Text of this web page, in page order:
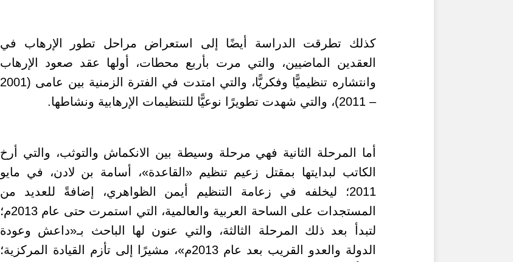
كذلك تطرقت الدراسة أيضًا إلى استعراض مراحل تطور الإرهاب في
العقدين الماضيين، والتي مرت بأربع محطات، أولها عقد صعود الإرهاب
وانتشاره تنظيميًّا وفكريًّا،
والتي امتدت في الفترة الزمنية بين عامى (2001
– 2011)، والتي شهدت تطويرًا نوعيًّا للتنظيمات الإرهابية ونشاطها.
أما المرحلة الثانية فهي مرحلة وسيطة بين الانكماش والتوثب، والتي أرخ
الكاتب لبدايتها بمقتل زعيم تنظيم «القاعدة»، أسامة بن لادن، في مايو
2011؛ ليخلفه في زعامة التنظيم أيمن الظواهري، إضافةً للعديد من
المستجدات على الساحة العربية والعالمية، التي استمرت حتى عام 2013م؛
لتبدأ بعد ذلك المرحلة الثالثة، والتي عنون لها الباحث بـ«داعش وعودة
الدولة والعدو القريب بعد عام 2013م»، مشيرًا إلى تأزم القيادة المركزية؛